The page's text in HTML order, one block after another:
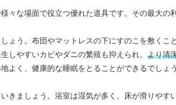
々な場面で役立つ優れた道具です。その最大の利
ょう。布団やマットレスの下にすのこを敷く
しやすいカビやダニの繁殖も抑えられ、 より清
よく、健康的な睡眠をとることができるでしょう
きましょう。浴室は湿気が多く、床が滑りやす